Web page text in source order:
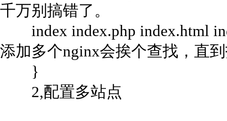
千万别搞错了。
index index.php index.html
添加多个nginx会挨个查找，直
}
2,配置多站点